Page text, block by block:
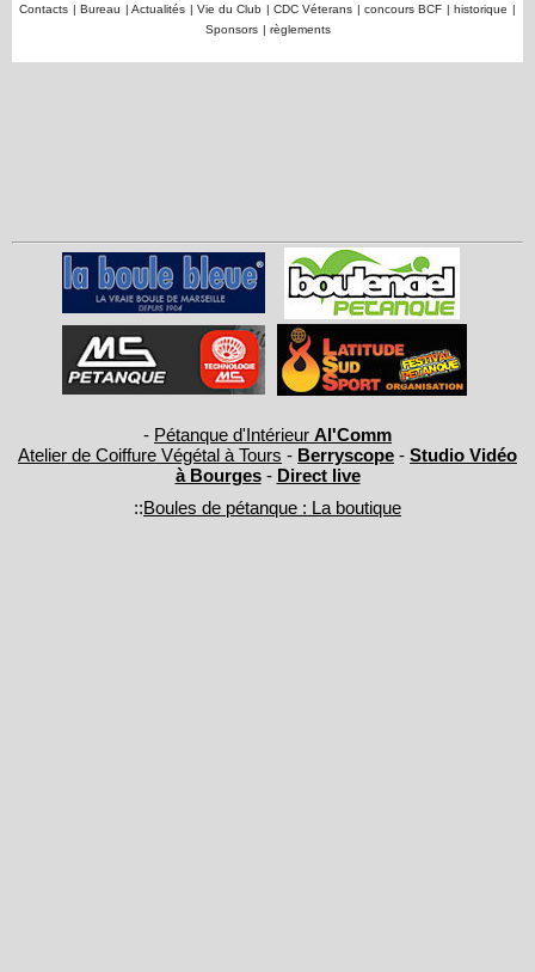
Contacts | Bureau | Actualités | Vie du Club | CDC Véterans | concours BCF | historique |
Sponsors | règlements
- Pétanque d'Intérieur Al'Comm
Atelier de Coiffure Végétal à Tours - Berryscope - Studio Vidéo
à Bourges- Direct live
::Boules de pétanque : La boutique